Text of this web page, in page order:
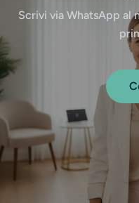
Scrivi via WhatsApp al